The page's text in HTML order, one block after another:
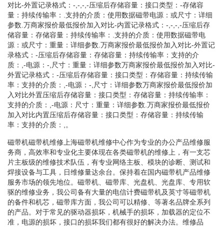
对比-外置记录格式：-,-,-,-压缩后存储容量：接口类型：-存储容
量：持续传输率：.支持的介质：使用数据磁带电源：或尺寸：详细
参数.万商家报价最低报价加入对比-内置记录格式：-,-,-,-压缩后存
储容量：存储容量：持续传输率：.支持的介质：使用数据磁带电
源：或尺寸：重量：详细参数.万商家报价最低报价加入对比-外置记
录格式：-压缩后存储容量：存储容量：持续传输率：支持的介
质：,-电源：-,尺寸：重量：详细参数万商家报价最低报价加入对比-
外置记录格式：-压缩后存储容量：接口类型：存储容量：持续传输
率：支持的介质：,-电源：-,尺寸：详细参数万商家报价最低报价加
入对比外置压缩后存储容量：接口类型：存储容量：持续传输率：
支持的介质：,-电源：尺寸：重量：详细参数.万商家报价最低报价
加入对比内置压缩后存储容量：接口类型：存储容量：持续传输
率：支持的介质：,。
磁带机磁带机维修上海磁带机维修中心作为专业的办公产品维修服
务商，高效率和专业化主要体现在各类磁带机的维修上，有一支芯
片主板级的维修技术队伍，有专业网络主板、模块的诊断、测试和
焊接设备与工具，日维修量达余台。保持着在国内磁带机产品维修
服务市场的领先地位。磁带机、磁带库、光盘机、光盘库、专用软
驱的维修业务，我公司备有大量的电信计费磁带机及英寸等磁带机
的备件和机芯，磁带库方面，我公司可以精修、等著名品牌全系列
的产品。对于常见的驱动器损坏，机械手的损坏，加载器的定位不
准，电源的损坏，接口的损坏我们都有很好的解决办法。维修品